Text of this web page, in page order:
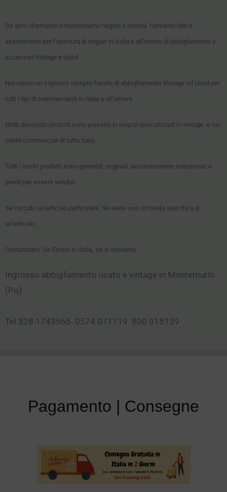
Da anni riforniamo e riassortiamo negozi e banchi, forniamo lotti e
assortimenti per l’apertura di negozi in Italia e all’estero di abbigliamento e
accessori Vintage e Used.
Noi siamo un ingrosso sempre fornito di abbigliamento Vintage ed Used per
tutti i tipi di commercianti in Italia e all’estero.
Molti dei nostri prodotti sono presenti in negozi specializzati in vintage e nei
centri commerciali di tutta italia.
Tutti i nostri prodotti sono garantiti, originali, accuratamente selezionati e
pronti per essere venduti.
Se cercate un’articolo particolare, Se avete una richiesta specifica di
un’articolo;
Contattateci. Se Esiste in Italia, Ve lo troviamo.
Ingrosso abbigliamento usato e vintage in Montemurlo
(Po)
Tel 328 1743565 0574 071719 800 915139
Pagamento | Consegne